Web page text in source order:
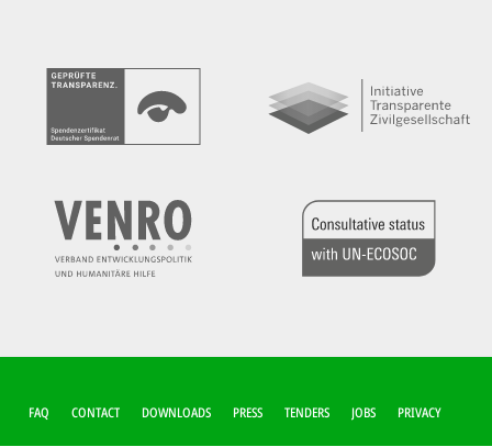
FUSSZEILEN-M
ENÜ
FAQ CONTACT DOWNLOADS PRESS TENDERS JOBS PRIVACY